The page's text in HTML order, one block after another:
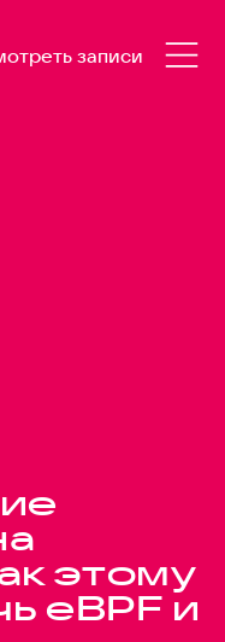
записи
этому
eBPF и